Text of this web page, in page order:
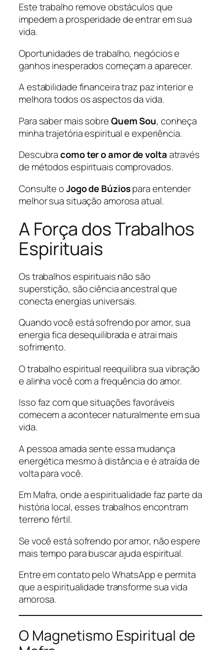
Este trabalho remove obstáculos que
impedem a prosperidade de entrar em sua
vida.
Oportunidades de trabalho, negócios e
ganhos inesperados começam a aparecer.
A estabilidade financeira traz paz interior e
melhora todos os aspectos da vida.
Para saber mais sobreQuem Sou, conheça
minha trajetória espiritual e experiência.
Descubracomo ter o amor de voltaatravés
de métodos espirituais comprovados.
Consulte oJogo de Búziospara entender
melhor sua situação amorosa atual.
A Força dos Trabalhos
Espirituais
Os trabalhos espirituais não são
superstição, são ciência ancestral que
conecta energias universais.
Quando você está sofrendo por amor, sua
energia fica desequilibrada e atrai mais
sofrimento.
O trabalho espiritual reequilibra sua vibração
e alinha você com a frequência do amor.
Isso faz com que situações favoráveis
comecem a acontecer naturalmente em sua
vida.
A pessoa amada sente essa mudança
energética mesmo à distância e é atraída de
volta para você.
Em Mafra, onde a espiritualidade faz parte da
história local, esses trabalhos encontram
terreno fértil.
Se você está sofrendo por amor, não espere
mais tempo para buscar ajuda espiritual.
Entre em contato pelo WhatsApp e permita
que a espiritualidade transforme sua vida
amorosa.
O Magnetismo Espiritual de